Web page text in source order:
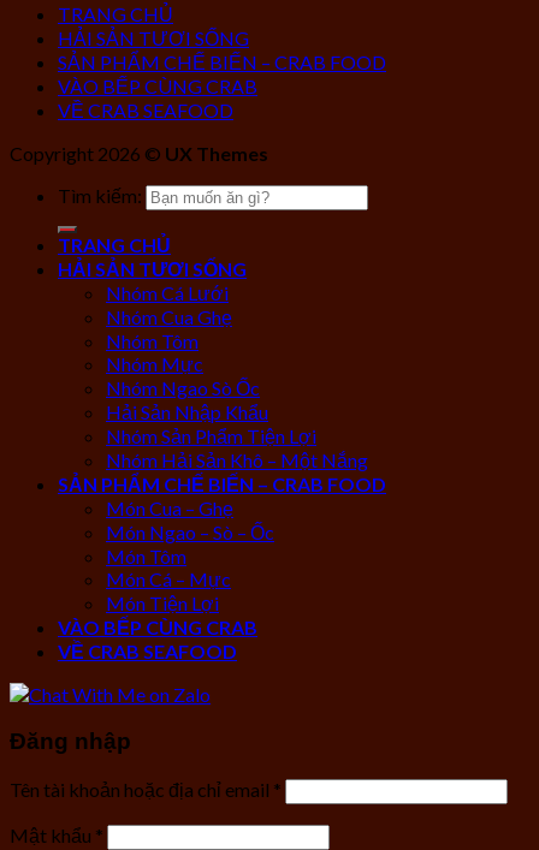
TRANG CHỦ
HẢI SẢN TƯƠI SỐNG
SẢN PHẨM CHẾ BIẾN – CRAB FOOD
VÀO BẾP CÙNG CRAB
VỀ CRAB SEAFOOD
Copyright 2026 © UX Themes
Tìm kiếm:
TRANG CHỦ
HẢI SẢN TƯƠI SỐNG
Nhóm Cá Lưới
Nhóm Cua Ghẹ
Nhóm Tôm
Nhóm Mực
Nhóm Ngao Sò Ốc
Hải Sản Nhập Khẩu
Nhóm Sản Phẩm Tiện Lợi
Nhóm Hải Sản Khô – Một Nắng
SẢN PHẨM CHẾ BIẾN – CRAB FOOD
Món Cua – Ghẹ
Món Ngao – Sò – Ốc
Món Tôm
Món Cá – Mực
Món Tiện Lợi
VÀO BẾP CÙNG CRAB
VỀ CRAB SEAFOOD
Đăng nhập
Tên tài khoản hoặc địa chỉ email *
Mật khẩu *